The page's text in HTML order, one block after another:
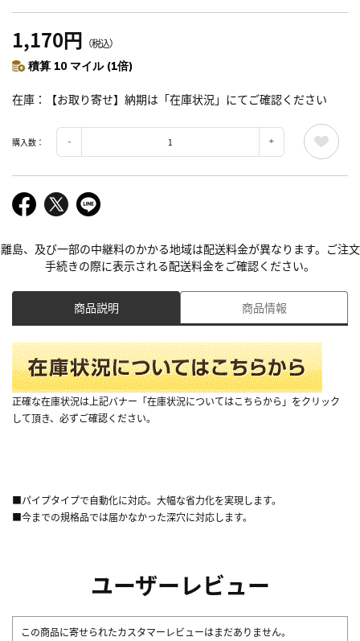
1,170円 （税込）
積算 10 マイル (1倍)
在庫 【お取り寄せ】納期は「在庫状況」にてご確認ください
購入数：
離島、及び一部の中継料のかかる地域は配送料金が異なります。ご注文
手続きの際に表示される配送料金をご確認ください。
商品説明 商品情報
正確な在庫状況は上記バナー「在庫状況についてはこちらから」をクリック
して頂き、必ずご確認ください。
■パイプタイプで自動化に対応。大幅な省力化を実現します。
■今までの規格品では届かなかった深穴に対応します。
ユーザーレビュー
この商品に寄せられたカスタマーレビューはまだありません。